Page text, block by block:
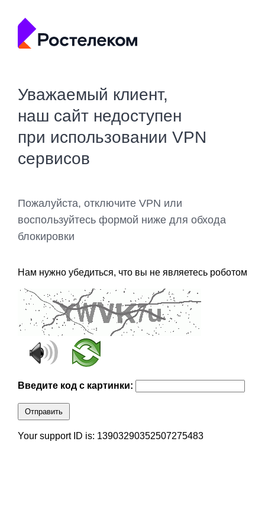
Уважаемый клиент,
наш сайт недоступен
при использовании VPN
сервисов
Пожалуйста, отключите VPN или
воспользуйтесь формой ниже для обхода
блокировки
Нам нужно убедиться, что вы не являетесь роботом
Введите код с картинки:
Отправить
Your support ID is: 13903290352507275483